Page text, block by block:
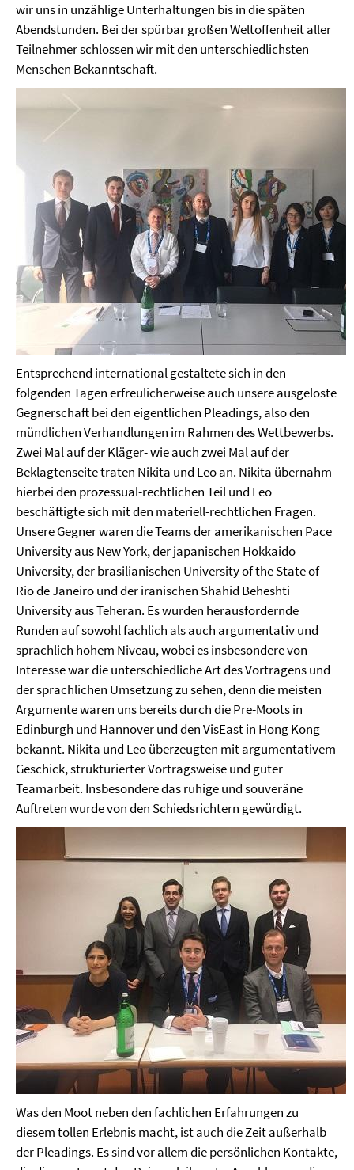
wir uns in unzählige Unterhaltungen bis in die späten
Abendstunden. Bei der spürbar großen Weltoffenheit aller
Teilnehmer schlossen wir mit den unterschiedlichsten
Menschen Bekanntschaft.
Entsprechend international gestaltete sich in den
folgenden Tagen erfreulicherweise auch unsere ausgeloste
Gegnerschaft bei den eigentlichen Pleadings, also den
mündlichen Verhandlungen im Rahmen des Wettbewerbs.
Zwei Mal auf der Kläger- wie auch zwei Mal auf der
Beklagtenseite traten Nikita und Leo an. Nikita übernahm
hierbei den prozessual-rechtlichen Teil und Leo
beschäftigte sich mit den materiell-rechtlichen Fragen.
Unsere Gegner waren die Teams der amerikanischen Pace
University aus New York, der japanischen Hokkaido
University, der brasilianischen University of the State of
Rio de Janeiro und der iranischen Shahid Beheshti
University aus Teheran. Es wurden herausfordernde
Runden auf sowohl fachlich als auch argumentativ und
sprachlich hohem Niveau, wobei es insbesondere von
Interesse war die unterschiedliche Art des Vortragens und
der sprachlichen Umsetzung zu sehen, denn die meisten
Argumente waren uns bereits durch die Pre-Moots in
Edinburgh und Hannover und den VisEast in Hong Kong
bekannt. Nikita und Leo überzeugten mit argumentativem
Geschick, strukturierter Vortragsweise und guter
Teamarbeit. Insbesondere das ruhige und souveräne
Auftreten wurde von den Schiedsrichtern gewürdigt.
Was den Moot neben den fachlichen Erfahrungen zu
diesem tollen Erlebnis macht, ist auch die Zeit außerhalb
der Pleadings. Es sind vor allem die persönlichen Kontakte,